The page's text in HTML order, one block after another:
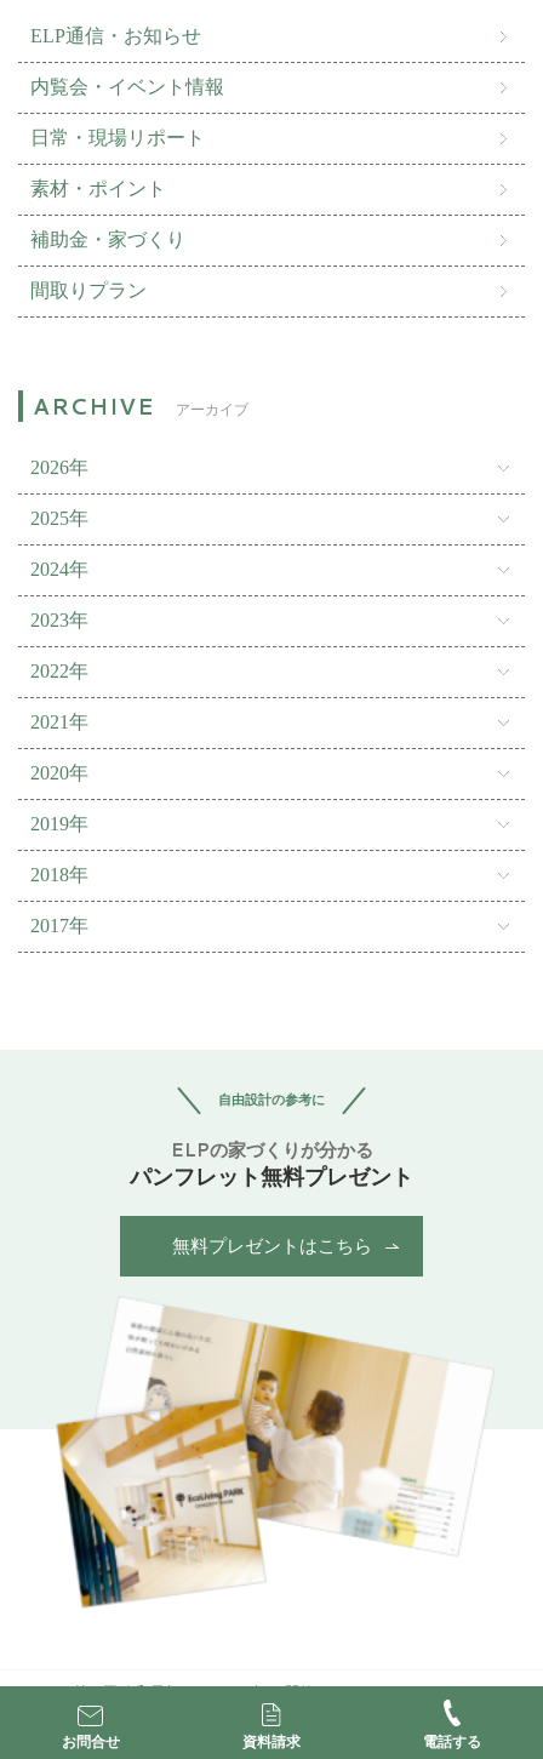
お問合せ 資料請求 電話する
ELP通信・お知らせ
内覧会・イベント情報
日常・現場リポート
素材・ポイント
補助金・家づくり
間取りプラン
アーカイブ
2026年
2025年
2024年
2023年
2022年
2021年
2020年
2019年
2018年
2017年
自由設計の参考に
ELPの家づくりが分かる
パンフレット無料プレゼント
無料プレゼントはこちら